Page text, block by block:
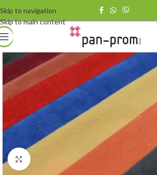
Skip to navigation
Skip to main content
Povećaj